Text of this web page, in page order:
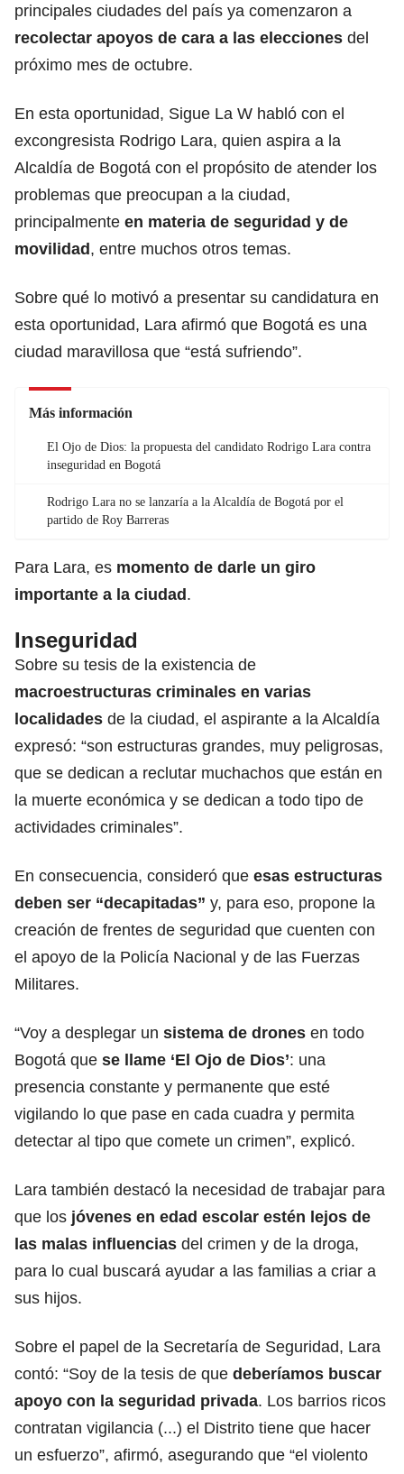
principales ciudades del país ya comenzaron a
recolectar apoyos de cara a las elecciones del
próximo mes de octubre.
En esta oportunidad, Sigue La W habló con el
excongresista Rodrigo Lara, quien aspira a la
Alcaldía de Bogotá con el propósito de atender los
problemas que preocupan a la ciudad,
principalmente en materia de seguridad y de
movilidad, entre muchos otros temas.
Sobre qué lo motivó a presentar su candidatura en
esta oportunidad, Lara afirmó que Bogotá es una
ciudad maravillosa que “está sufriendo”.
Más información
El Ojo de Dios: la propuesta del candidato Rodrigo Lara contra
inseguridad en Bogotá
Rodrigo Lara no se lanzaría a la Alcaldía de Bogotá por el
partido de Roy Barreras
Para Lara, es momento de darle un giro
importante a la ciudad.
Inseguridad
Sobre su tesis de la existencia de
macroestructuras criminales en varias
localidades de la ciudad, el aspirante a la Alcaldía
expresó: “son estructuras grandes, muy peligrosas,
que se dedican a reclutar muchachos que están en
la muerte económica y se dedican a todo tipo de
actividades criminales”.
En consecuencia, consideró que esas estructuras
deben ser “decapitadas” y, para eso, propone la
creación de frentes de seguridad que cuenten con
el apoyo de la Policía Nacional y de las Fuerzas
Militares.
“Voy a desplegar un sistema de drones en todo
Bogotá que se llame ‘El Ojo de Dios’: una
presencia constante y permanente que esté
vigilando lo que pase en cada cuadra y permita
detectar al tipo que comete un crimen”, explicó.
Lara también destacó la necesidad de trabajar para
que los jóvenes en edad escolar estén lejos de
las malas influencias del crimen y de la droga,
para lo cual buscará ayudar a las familias a criar a
sus hijos.
Sobre el papel de la Secretaría de Seguridad, Lara
contó: “Soy de la tesis de que deberíamos buscar
apoyo con la seguridad privada. Los barrios ricos
contratan vigilancia (...) el Distrito tiene que hacer
un esfuerzo”, afirmó, asegurando que “el violento